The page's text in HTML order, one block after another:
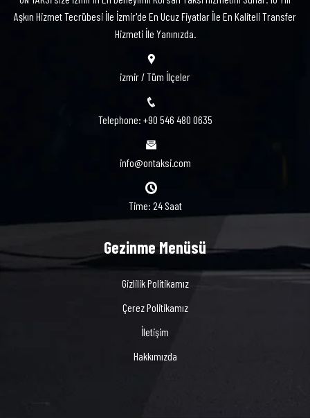
Aşkın Hizmet Tecrübesi İle İzmir'de En Ucuz Fiyatlar İle En Kaliteli Transfer
Hizmeti İle Yanınızda.
izmir / Tüm İlçeler
Telephone: +90 546 480 0635
info@ontaksi.com
Time: 24 Saat
Gezinme Menüsü
Gizlilik Politikamız
Çerez Politikamız
İletişim
Hakkımızda